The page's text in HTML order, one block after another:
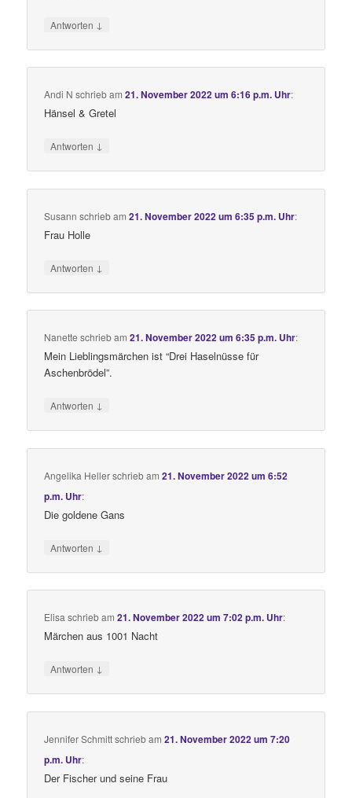
Antworten ↓
Andi N schriebam21. November 2022 um 6:16 p.m. Uhr:
Hänsel & Gretel
Antworten ↓
Susann schriebam21. November 2022 um 6:35 p.m. Uhr:
Frau Holle
Antworten ↓
Nanette schriebam21. November 2022 um 6:35 p.m. Uhr:
Mein Lieblingsmärchen ist “Drei Haselnüsse für
Aschenbrödel”.
Antworten ↓
Angelika Hellerschriebam21. November 2022 um 6:52
p.m. Uhr:
Die goldene Gans
Antworten ↓
Elisa schriebam21. November 2022 um 7:02 p.m. Uhr:
Märchen aus 1001 Nacht
Antworten ↓
Jennifer Schmittschriebam21. November 2022 um 7:20
p.m. Uhr:
Der Fischer und seine Frau